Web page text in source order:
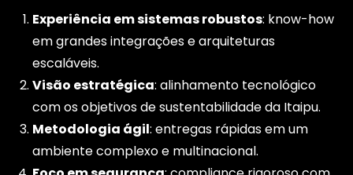
Experiência em sistemas robustos: know-how
em grandes integrações e arquiteturas
escaláveis.
Visão estratégica: alinhamento tecnológico
com os objetivos de sustentabilidade da Itaipu.
Metodologia ágil: entregas rápidas em um
ambiente complexo e multinacional.